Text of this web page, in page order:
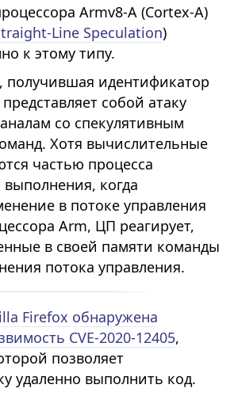
Armv8-A (Cortex-A)
Line Speculation)
к этому типу.
получившая идентификатор
представляет собой атаку
со спекулятивным
Хотя вычислительные
частью процесса
выполнения, когда
в потоке управления
Arm, ЦП реагирует,
в своей памяти команды
потока управления.
Firefox обнаружена
CVE-2020-12405,
позволяет
удаленно выполнить код.